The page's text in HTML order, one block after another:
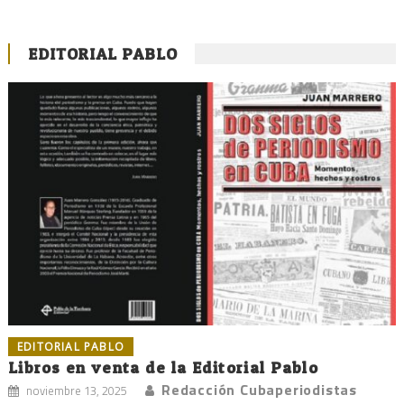
EDITORIAL PABLO
EDITORIAL PABLO
Libros en venta de la Editorial Pablo
noviembre 13, 2025 Redacción Cubaperiodistas